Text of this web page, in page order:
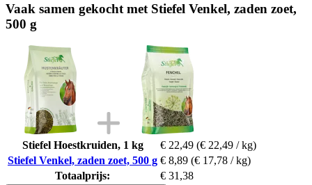
Vaak samen gekocht met Stiefel Venkel, zaden zoet,
500 g
Stiefel Hoestkruiden, 1 kg € 22,49 (€ 22,49 / kg)
Stiefel Venkel, zaden zoet, 500 g € 8,89 (€ 17,78 / kg)
Totaalprijs:
€ 31,38